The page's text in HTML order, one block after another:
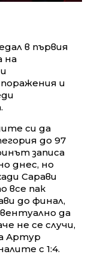
в първия
на
и
си да
до 97
записа
днес, но
Сарави
все пак
до финал,
да
не се случи,
Артур
с 1:4.